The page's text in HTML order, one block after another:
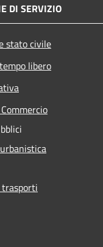
DI SERVIZIO
stato civile
libero